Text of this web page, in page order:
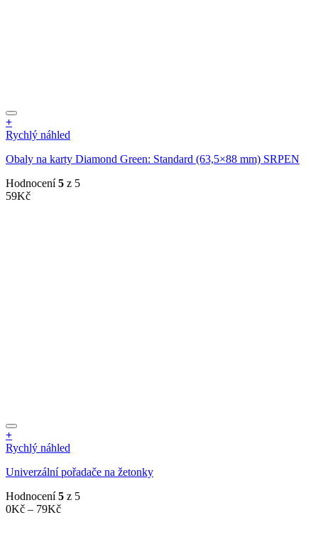
+
Rychlý náhled
Obaly na karty Diamond Green: Standard (63,5×88 mm) SRPEN
Hodnocení5 z 5
59Kč
+
Tento
má
variant.
Možnosti
Rychlý náhled
Univerzální pořadače na žetonky
Hodnocení5 z 5
0Kč – 79KčRozpětí